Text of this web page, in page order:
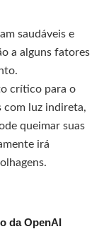
saudáveis e
a alguns fatores
crítico para o
com luz indireta,
queimar suas
irá
da OpenAI